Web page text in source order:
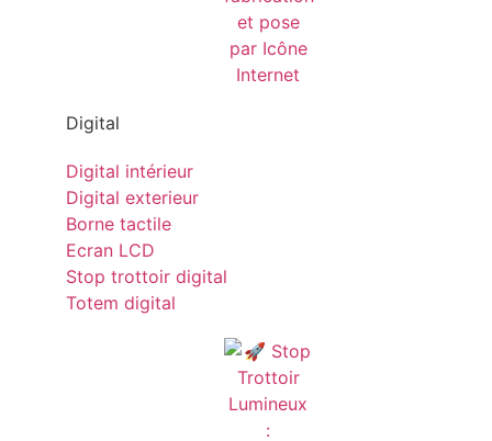
Digital
Digital intérieur
Digital exterieur
Borne tactile
Ecran LCD
Stop trottoir digital
Totem digital